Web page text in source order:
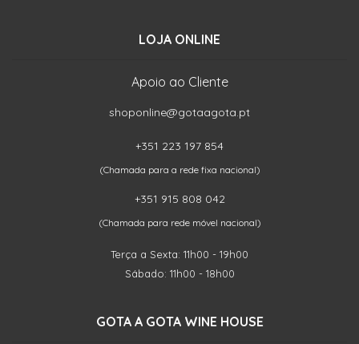
LOJA ONLINE
Apoio ao Cliente
shoponline@gotaagota.pt
+351 223 197 854
(Chamada para a rede fixa nacional)
+351 915 808 042
(Chamada para rede móvel nacional)
Terça a Sexta: 11h00 - 19h00
Sábado: 11h00 - 18h00
GOTA A GOTA WINE HOUSE